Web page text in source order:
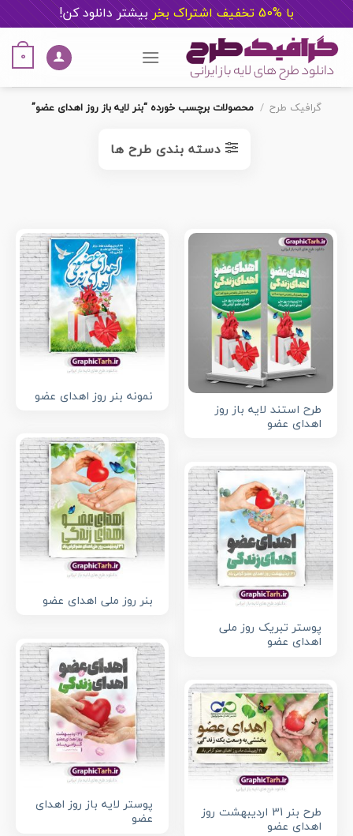
با %50 تخفیف اشتراک بخر بیشتر دانلود کن!
content
0
گرافیک طرح / محصولات برچسب خورده “بنر لایه باز روز اهدای عضو”
دسته بندی طرح ها
طرح استند لایه باز روز
اهدای عضو
نمونه بنر روز اهدای عضو
بنر روز ملی اهدای عضو
پوستر تبریک روز ملی
اهدای عضو
پوستر لایه باز روز اهدای
عضو
طرح بنر 31 اردیبهشت روز
اهدای عضو